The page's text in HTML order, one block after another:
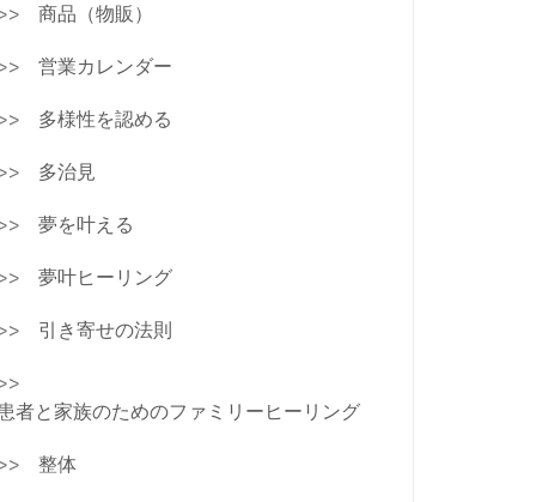
商品（物販）
営業カレンダー
多様性を認める
多治見
夢を叶える
夢叶ヒーリング
引き寄せの法則
者と家族のためのファミリーヒーリング
整体